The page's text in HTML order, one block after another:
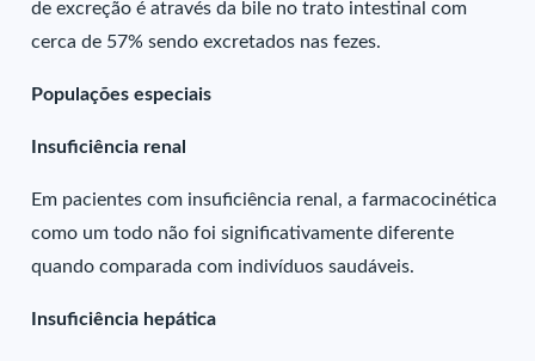
de excreção é através da bile no trato intestinal com
cerca de 57% sendo excretados nas fezes.
Populações especiais
Insuficiência renal
Em pacientes com insuficiência renal, a farmacocinética
como um todo não foi significativamente diferente
quando comparada com indivíduos saudáveis.
Insuficiência hepática